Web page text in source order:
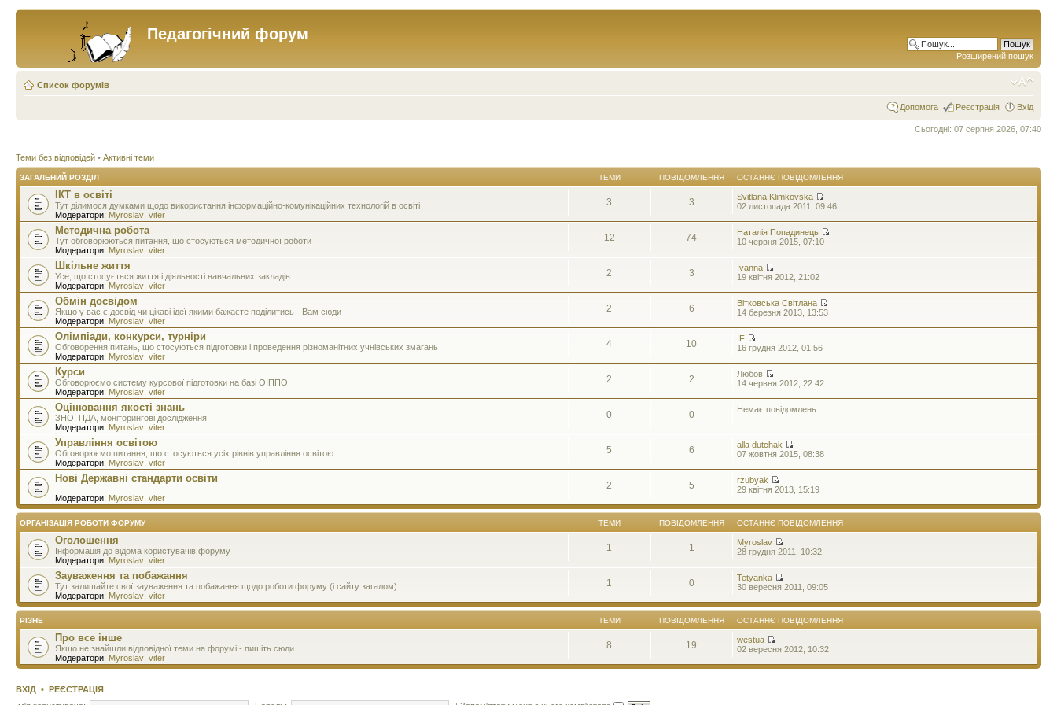
Педагогічний форум
Розширений пошук
Список форумів
Допомога Реєстрація Вхід
Сьогодні: 07 серпня 2026, 07:40
Теми без відповідей • Активні теми
ЗАГАЛЬНИЙ РОЗДІЛ ТЕМИ ПОВІДОМЛЕННЯ ОСТАННЄ ПОВІДОМЛЕННЯ
ІКТ в освіті
Тут ділимося думками щодо використання інформаційно-комунікаційних технологій в освіті
Модератори: Myroslav viter
3 3
Svitlana Klimkovska
02 листопада 2011, 09:46
Методична робота
Тут обговорюються питання, що стосуються методичної роботи
Модератори: Myroslav viter
12 74
Наталія Попадинець
10 червня 2015, 07:10
Шкільне життя
Усе, що стосується життя і діяльності навчальних закладів
Модератори: Myroslav viter
2 3
Ivanna
19 квітня 2012, 21:02
Обмін досвідом
Якщо у вас є досвід чи цікаві ідеї якими бажаєте поділитись - Вам сюди
Модератори: Myroslav viter
2 6
Вітковська Світлана
14 березня 2013, 13:53
Олімпіади, конкурси, турніри
Обговорення питань, що стосуються підготовки і проведення різноманітних учнівських змагань
Модератори: Myroslav viter
4 10
IF
16 грудня 2012, 01:56
Курси
Обговорюємо систему курсової підготовки на базі ОІППО
Модератори: Myroslav viter
2 2
Любов
14 червня 2012, 22:42
Оцінювання якості знань
ЗНО, ПДА, моніторингові дослідження
Модератори: Myroslav viter
0 0 Немає повідомлень
Управління освітою
Обговорюємо питання, що стосуються усіх рівнів управління освітою
Модератори: Myroslav viter
5 6
alla dutchak
07 жовтня 2015, 08:38
Нові Державні стандарти освіти
Модератори: Myroslav viter
2 5
rzubyak
29 квітня 2013, 15:19
ОРГАНІЗАЦІЯ РОБОТИ ФОРУМУ ТЕМИ ПОВІДОМЛЕННЯ ОСТАННЄ ПОВІДОМЛЕННЯ
Оголошення
Інформація до відома користувачів форуму
Модератори: Myroslav viter
1 1
Myroslav
28 грудня 2011, 10:32
Зауваження та побажання
Тут залишайте свої зауваження та побажання щодо роботи форуму (і сайту загалом)
Модератори: Myroslav viter
1 0
Tetyanka
30 вересня 2011, 09:05
РІЗНЕ ТЕМИ ПОВІДОМЛЕННЯ ОСТАННЄ ПОВІДОМЛЕННЯ
Про все інше
Якщо не знайшли відповідної теми на форумі - пишіть сюди
Модератори: Myroslav viter
8 19
westua
02 вересня 2012, 10:32
ВХІД • РЕЄСТРАЦІЯ